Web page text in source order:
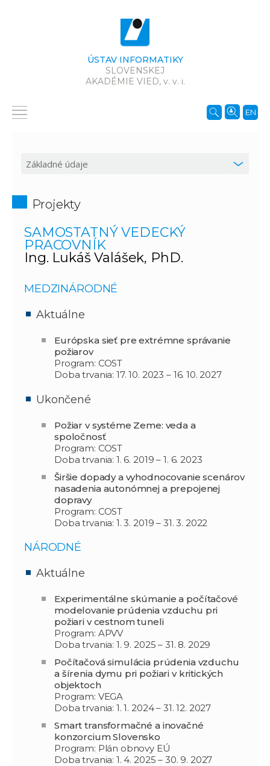
ÚSTAV INFORMATIKY
SLOVENSKEJ
AKADÉMIE VIED, v. v. i.
EN
Projekty
SAMOSTATNÝ VEDECKÝ
PRACOVNÍK
Ing. Lukáš Valášek, PhD.
MEDZINÁRODNÉ
Aktuálne
Európska sieť pre extrémne správanie
požiarov
Program: COST
Doba trvania: 17. 10. 2023 – 16. 10. 2027
Ukončené
Požiar v systéme Zeme: veda a
spoločnosť
Program: COST
Doba trvania: 1. 6. 2019 – 1. 6. 2023
Širšie dopady a vyhodnocovanie scenárov
nasadenia autonómnej a prepojenej
dopravy
Program: COST
Doba trvania: 1. 3. 2019 – 31. 3. 2022
NÁRODNÉ
Aktuálne
Experimentálne skúmanie a počítačové
modelovanie prúdenia vzduchu pri
požiari v cestnom tuneli
Program: APVV
Doba trvania: 1. 9. 2025 – 31. 8. 2029
Počítačová simulácia prúdenia vzduchu
a šírenia dymu pri požiari v kritických
objektoch
Program: VEGA
Doba trvania: 1. 1. 2024 – 31. 12. 2027
Smart transformačné a inovačné
konzorcium Slovensko
Program: Plán obnovy EÚ
Doba trvania: 1. 4. 2025 – 30. 9. 2027